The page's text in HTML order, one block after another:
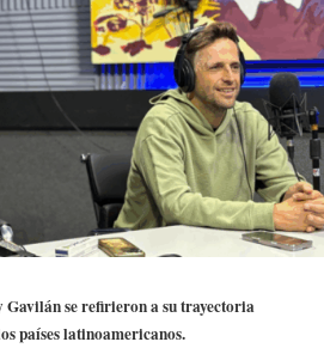
se refirieron a su trayectoria
países latinoamericanos.